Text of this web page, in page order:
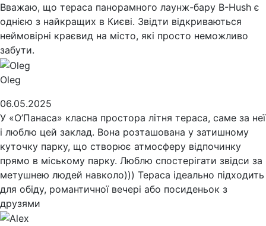
Вважаю, що тераса панорамного лаунж-бару B-Hush є
однією з найкращих в Києві. Звідти відкриваються
неймовірні краєвид на місто, які просто неможливо
забути.
Oleg
06.05.2025
У «О’Панаса» класна простора літня тераса, саме за неї
і люблю цей заклад. Вона розташована у затишному
куточку парку, що створює атмосферу відпочинку
прямо в міському парку. Люблю спостерігати звідси за
метушнею людей навколо))) Тераса ідеально підходить
для обіду, романтичної вечері або посиденьок з
друзями